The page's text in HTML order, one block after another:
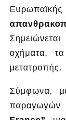
οχήματα,
μετατροπής.
Σύμφωνα,